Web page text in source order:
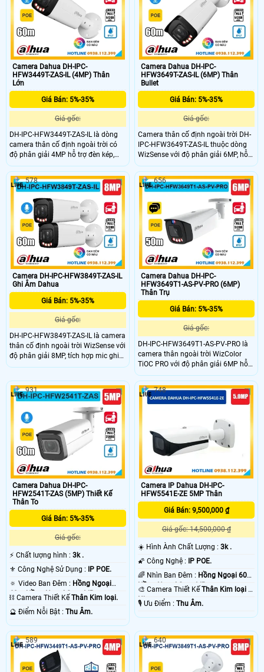
chính xác người và xe. Hỗ trợ chuẩn
chống nước bụi IP67 và cấp nguồn
PoE, camera phù hợp lắp đặt ngoài
trời, giám sát hiệu quả.
chuẩn chống nước IP67 bền bỉ. Tính
năng phân biệt người và xe thông
minh cùng công nghệ POE giúp lắp
đặt dễ dàng và hiệu quả.
Camera Dahua DH-IPC-
HFW3449T-ZAS-IL (4MP) Thân
Lớn
Giá Bán: 5%-35%
Giá gốc:
DH-IPC-HFW3449T-ZAS-IL là dòng
camera thân cố định ngoài trời có
độ phân giải 4MP hỗ trợ đèn kép,
ghi âm với mic tích hợp và quan sát
ban đêm có màu nhờ hồng ngoại
tầm xa 60m. Camera nổi bật với
khả năng phân biệt người và xe
chính xác, hỗ trợ khe thẻ nhớ lên đến
512GB, tích hợp công nghệ POE
giúp truyền dữ liệu và nguồn điện
qua một cáp mạng với chuẩn chống
nước IP67 hoạt động bền bỉ.
Camera Dahua DH-IPC-
HFW3649T-ZAS-IL (6MP) Thân
Bullet
Giá Bán: 5%-35%
Giá gốc:
Camera thân cố định ngoài trời DH-
IPC-HFW3649T-ZAS-IL thuộc dòng
WizSense với độ phân giải 6MP, hỗ
trợ đèn kép và ghi hình có màu ban
đêm với tầm hồng ngoại lên đến
60m. Camera tích hợp mic ghi âm,
khe thẻ nhớ lên tới 512GB, phân biệt
người và xe chính xác, phù hợp
giám sát an ninh thông minh.
Chuẩn chống nước IP67 và hỗ trợ
cấp nguồn POE giúp lắp đặt linh
hoạt bền bỉ ngoài trời giá rẻ.
Camera DH-IPC-HFW3849T-ZAS-IL
Ghi Âm Dahua
Giá Bán: 5%-35%
Giá gốc:
DH-IPC-HFW3849T-ZAS-IL là camera
thân cố định ngoài trời WizSense với
độ phân giải 8MP, tích hợp mic ghi
âm và công nghệ đèn kép cho hình
hỗ trợ hồng ngoại tầm xa 60m, khe
cắm thẻ nhớ lên đến 512GB và khả
năng phân biệt chính xác giữa
người và xe. Chuẩn chống nước bụi
IP67 và hỗ trợ POE giúp camera
hoạt động bền bỉ trong mọi điều
kiện thời tiết giá rẻ.
578
Camera Dahua DH-IPC-
HFW3649T1-AS-PV-PRO (6MP)
Thân Trụ
Giá Bán: 5%-35%
Giá gốc:
DH-IPC-HFW3649T1-AS-PV-PRO là
camera thân ngoài trời WizColor
TiOC PRO với độ phân giải 6MP hỗ
trợ đàm thoại hai chiều và khả năng
quan sát ban đêm có màu nhờ
hồng ngoại tầm xa 50m. Camera
tích hợp công nghệ AI giúp phân
năng báo động chủ động bằng âm
thanh và ánh sáng hỗ trợ khe thẻ
nhớ lên đến 512GB, chuẩn nén hỗ
trợ POE và đạt chuẩn chống nước
IP67.
656
Camera Dahua DH-IPC-
HFW2541T-ZAS (5MP) Thiết Kế
Thân To
Giá Bán: 5%-35%
Giá gốc:
️⚡ Chất lượng hình : 3k .
⚜️ Công Nghệ Sử Dụng :
IP POE.
🔅 Video Ban Đêm : Hồng Ngoại
60m Hồng Ngoại Smart IR.
⛓ Camera Thiết Kế Thân Kim loại.
️🔮 Điểm Nỗi Bật : Thu Âm.
931
Camera IP Dahua DH-IPC-
HFW5541E-ZE 5MP Thân
Giá Bán: 9,500,000 ₫
Giá gốc: 14,500,000 ₫
☀️ Hình Ành Chất Lượng :3k .
🌠 Công Nghệ :
IP POE.
🌈 Nhìn Ban Đêm : Hồng Ngoại 60m
Hồng Ngoại Smart IR.
🎨 Camera Thiết KếThân Kim loại +
Nhựa.
️🎙 Ưu Điểm :Thu Âm.
748
589 640